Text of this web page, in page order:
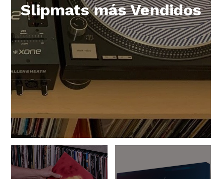
Slipmats más Vendidos